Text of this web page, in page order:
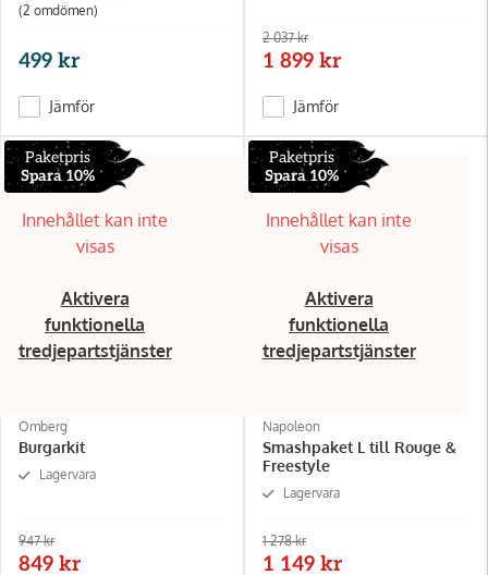
(2 omdömen)
499 kr
Jämför
2 037 kr
1 899 kr
Jämför
Paketpris
Spara 10%
Innehållet kan inte
visas
Aktivera
funktionella
tredjepartstjänster
Omberg
Burgarkit
Lagervara
947 kr
849 kr
Paketpris
Spara 10%
Innehållet kan inte
visas
Aktivera
funktionella
tredjepartstjänster
Napoleon
Smashpaket L till Rouge &
Freestyle
Lagervara
1 278 kr
1 149 kr